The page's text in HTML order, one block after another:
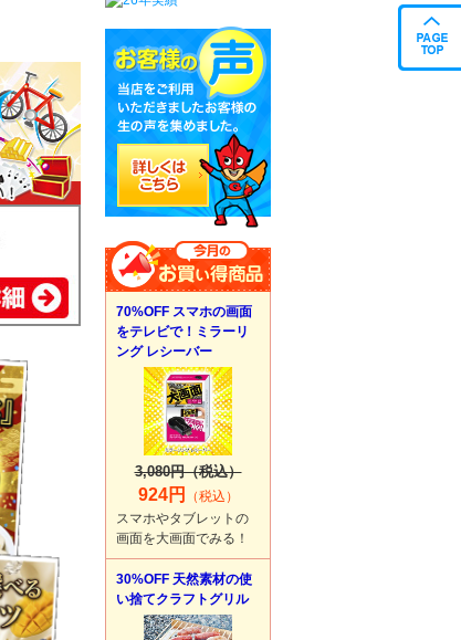
70%OFF スマホの画面
をテレビで！ミラーリ
ング レシーバー
3,080円（税込）
924円
（税込）
スマホやタブレットの
画面を大画面でみる！
30%OFF 天然素材の使
い捨てクラフトグリル